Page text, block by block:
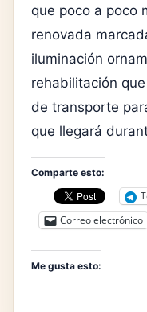
que poco a poco
renovada
iluminación
rehabilitación
de transporte
que llegará
Comparte esto:
Correo electrónico
Me gusta esto: